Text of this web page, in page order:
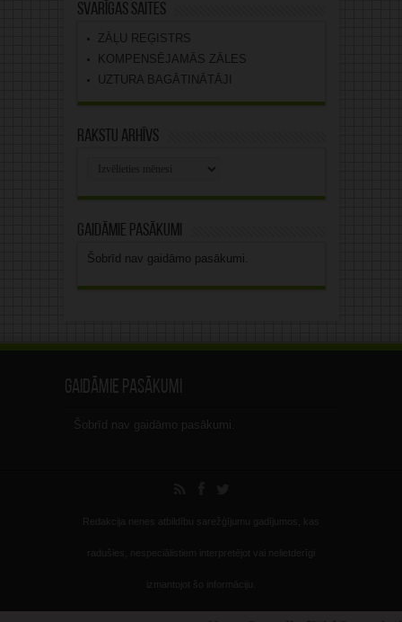
Svarīgas saites
ZĀĻU REĢISTRS
KOMPENSĒJAMĀS ZĀLES
UZTURA BAGĀTINĀTĀJI
Rakstu arhīvs
Gaidāmie pasākumi
Šobrīd nav gaidāmo pasākumi.
Gaidāmie pasākumi
Šobrīd nav gaidāmo pasākumi.
Redakcija nenes atbildību sarežģījumu gadījumos, kas